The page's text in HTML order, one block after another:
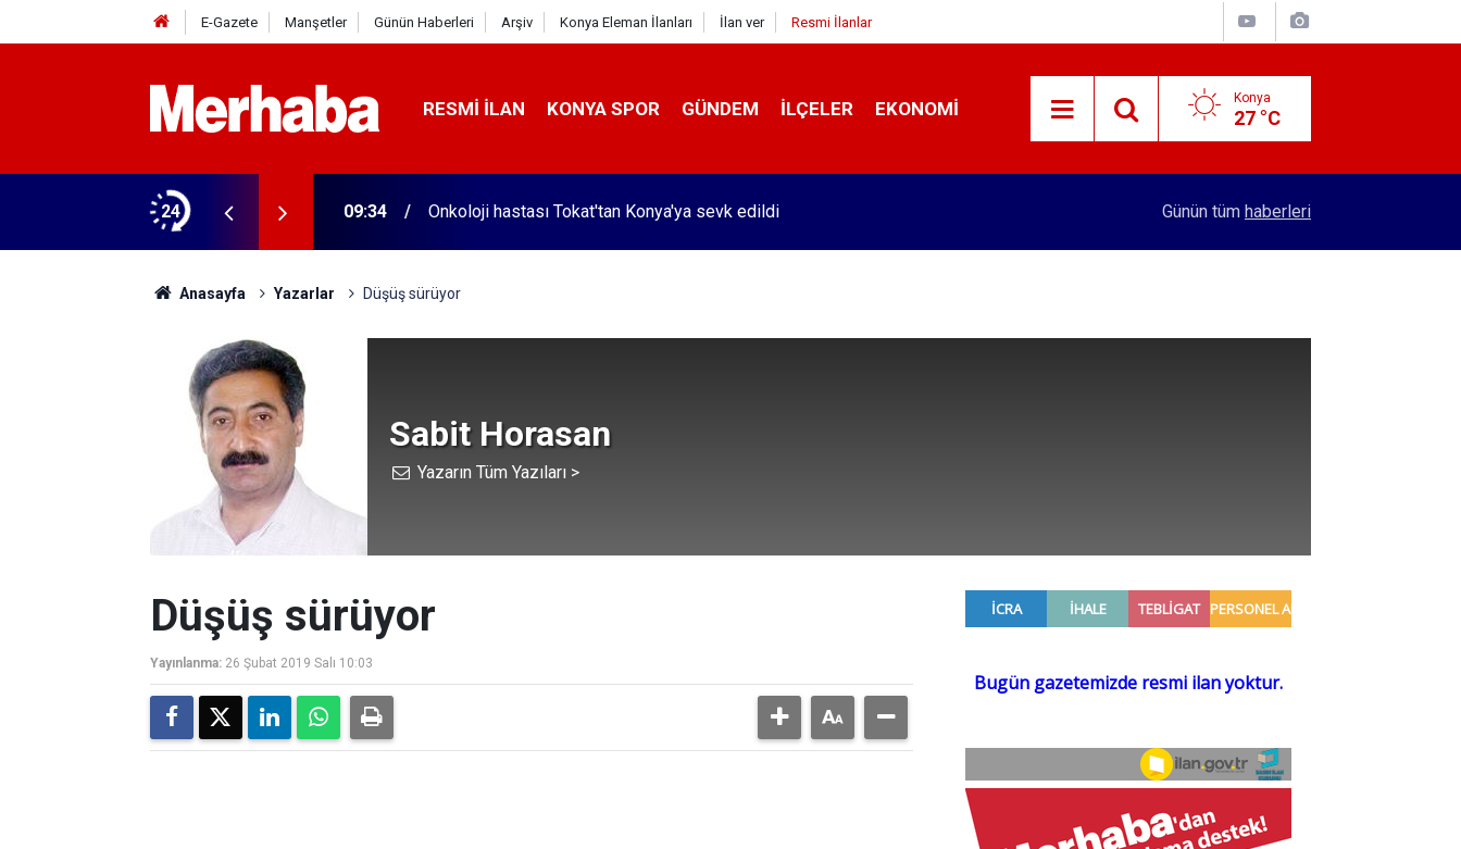
E-Gazete Manşetler Günün Haberleri Arşiv Konya Eleman İlanları İlan ver Resmi İlanlar
RESMI İLAN KONYA SPOR GÜNDEM İLÇELER EKONOMI Konya
27 °C
24 09:34 Onkoloji hastası Tokat'tan Konya'ya sevk edildi Vergi borcu olanlara müjde! 31 Ağustos son
Günün tüm haberleri
Anasayfa Yazarlar Düşüş sürüyor
Sabit Horasan
Yazarın Tüm Yazıları >
Düşüş sürüyor
Yayınlanma: 26 Şubat 2019 Salı 10:03